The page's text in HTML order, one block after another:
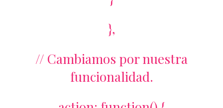
},
// Cambiamos por nuestra
funcionalidad.